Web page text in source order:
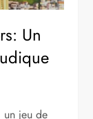
Un
un jeu de